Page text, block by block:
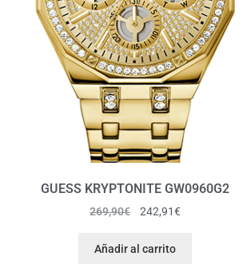
GUESS KRYPTONITE GW0960G2
269,90€ 242,91€
Añadir al carrito